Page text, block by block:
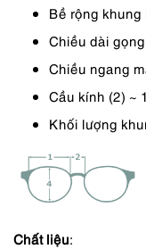
Bề rộng khung
Chiều dài
Chiều ngang
Cầu kính (2) ~
Khối lượng
Chất liệu: